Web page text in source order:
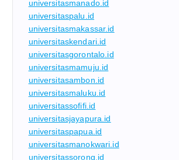
universitasmanado.id
universitaspalu.id
universitasmakassar.id
universitaskendari.id
universitasgorontalo.id
universitasmamuju.id
universitasambon.id
universitasmaluku.id
universitassofifi.id
universitasjayapura.id
universitaspapua.id
universitasmanokwari.id
universitassorong.id